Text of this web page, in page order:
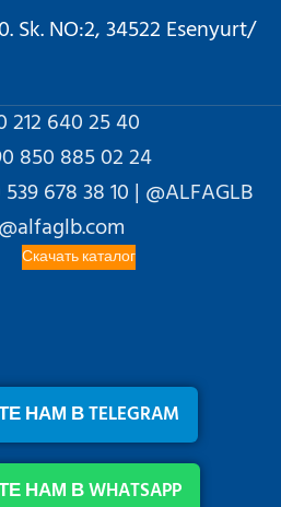
Sk. NO:2, 34522 Esenyurt/
212 640 25 40
850 885 02 24
678 38 10 | @ALFAGLB
Скачать каталог
НАМ В WHATSAPP
НАМ В TELEGRAM